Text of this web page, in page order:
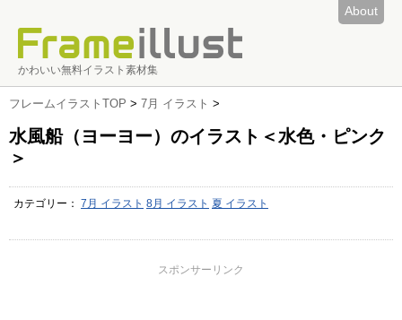
About
かわいい無料イラスト素材集
フレームイラストTOP > 7月 イラスト >
水風船（ヨーヨー）のイラスト＜水色・ピンク
＞
カテゴリー： 7月 イラスト 8月 イラスト 夏 イラスト
スポンサーリンク